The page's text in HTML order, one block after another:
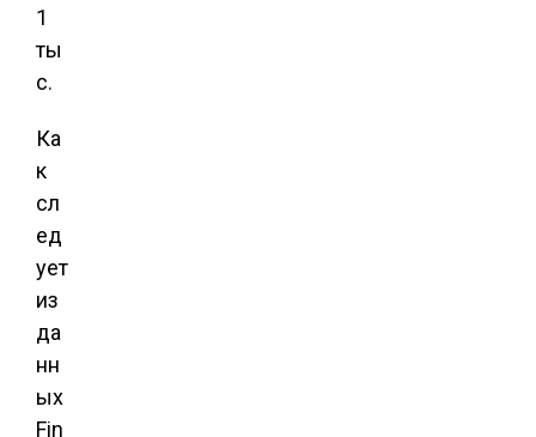
1
ты
с.
Ка
к
сл
ед
ует
из
да
нн
ых
Fin